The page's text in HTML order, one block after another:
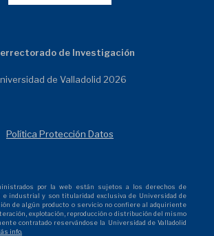
de Investigación
de Valladolid 2026
Política Protección Datos
por la web están sujetos a los derechos de
e industrial y son titularidad exclusiva de Universidad de
de algún producto o servicio no confiere al adquiriente
explotación, reproducción o distribución del mismo
contratado reservándose la Universidad de Valladolid
info.